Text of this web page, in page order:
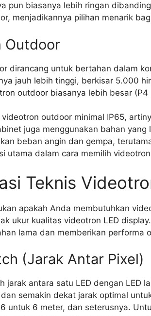
pun biasanya lebih ringan
menjadikannya pilihan menarik
Outdoor
dirancang untuk bertahan dalam
jauh lebih tinggi, berkisar 5.000
outdoor biasanya lebih besar
videotron outdoor minimal IP65,
juga menggunakan bahan
beban angin dan gempa,
utama dalam cara memilih
Teknis
apakah Anda membutuhkan
ukur kualitas videotron LED
lama dan memberikan performa
(Jarak Antar Pixel)
jarak antara satu LED dengan LED
semakin dekat jarak optimal
untuk 6 meter, dan seterusnya.